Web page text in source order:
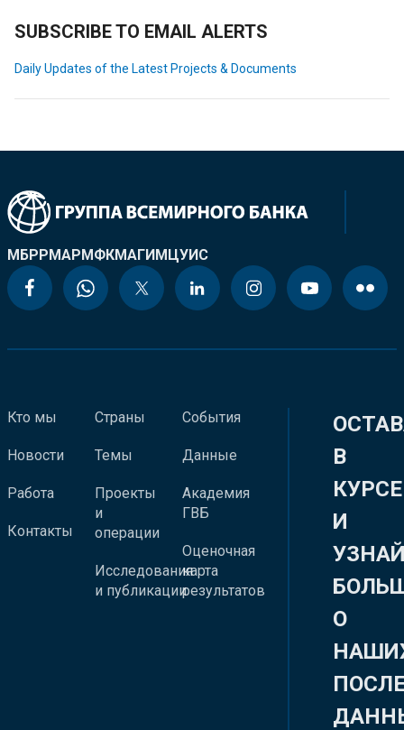
SUBSCRIBE TO EMAIL ALERTS
Daily Updates of the Latest Projects & Documents
МБРРМАРМФКМАГИМЦУИС
Кто мы
Новости
Работа
Контакты
Страны
Темы
Проекты
и
операции
Исследования
и публикации
События
Данные
Академия
ГВБ
Оценочная
карта
результатов
В
КУРСЕ
И
О